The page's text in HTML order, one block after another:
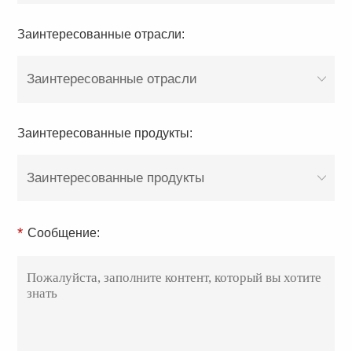
Заинтересованные отрасли:
Заинтересованные отрасли
Заинтересованные продукты:
Заинтересованные продукты
* Сообщение: